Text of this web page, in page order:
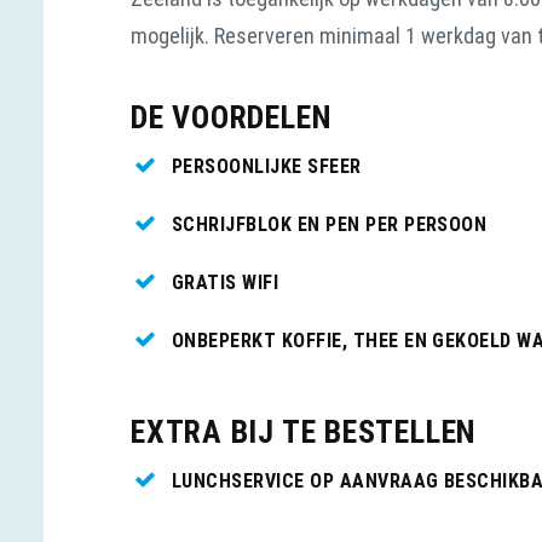
mogelijk. Reserveren minimaal 1 werkdag van
DE VOORDELEN
PERSOONLIJKE SFEER
SCHRIJFBLOK EN PEN PER PERSOON
GRATIS WIFI
ONBEPERKT KOFFIE, THEE EN GEKOELD
EXTRA BIJ TE BESTELLEN
LUNCHSERVICE OP AANVRAAG